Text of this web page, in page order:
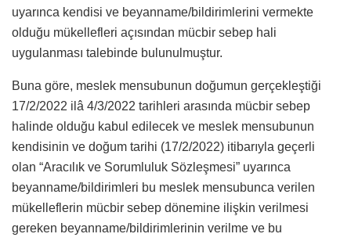
uyarınca kendisi ve beyanname/bildirimlerini vermekte
olduğu mükellefleri açısından mücbir sebep hali
uygulanması talebinde bulunulmuştur.
Buna göre, meslek mensubunun doğumun gerçekleştiği
17/2/2022 ilâ 4/3/2022 tarihleri arasında mücbir sebep
halinde olduğu kabul edilecek ve meslek mensubunun
kendisinin ve doğum tarihi (17/2/2022) itibarıyla geçerli
olan “Aracılık ve Sorumluluk Sözleşmesi” uyarınca
beyanname/bildirimleri bu meslek mensubunca verilen
mükelleflerin mücbir sebep dönemine ilişkin verilmesi
gereken beyanname/bildirimlerinin verilme ve bu